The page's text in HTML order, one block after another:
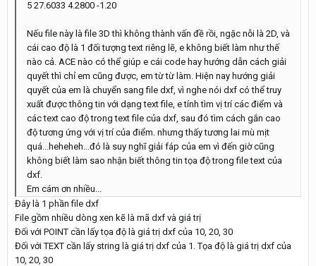
5 27.6033 4.2800 -1.20
Nếu file này là file 3D thì không thành vấn đề rồi, ngặc nỗi là 2D, và
cái cao độ là 1 đối tượng text riêng lẽ, e không biết làm như thế
nào cả. ACE nào có thể giúp e cái code hay hướng dẫn cách giải
quyết thì chỉ em cũng được, em từ từ làm. Hiện nay hướng giải
quyết của em là chuyển sang file dxf, vì nghe nói dxf có thể truy
xuất được thông tin với dạng text file, e tính tìm vị trí các điểm và
các text cao độ trong text file của dxf, sau đó tìm cách gắn cao
độ tương ứng với vị trí của điểm. nhưng thấy tương lai mù mịt
quá...heheheh...đó là suy nghĩ giải fáp của em vì đến giờ cũng
không biết làm sao nhận biết thông tin tọa độ trong file text của
dxf.
Em cám ơn nhiều...
Đây là 1 phần file dxf
File gồm nhiều dòng xen kẽ là mã dxf và giá trị
Đối với POINT cần lấy tọa độ là giá trị dxf của 10, 20, 30
Đối với TEXT cần lấy string là giá trị dxf của 1. Tọa độ là giá trị dxf của
10, 20, 30